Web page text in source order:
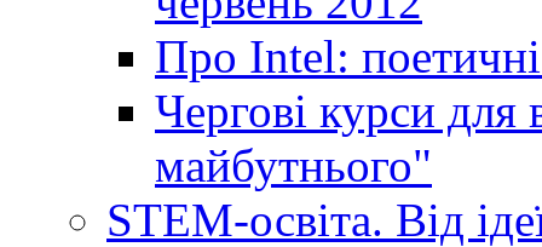
Про Intel:
Чергові курси
майбутнього"
STEM-освіта. Від